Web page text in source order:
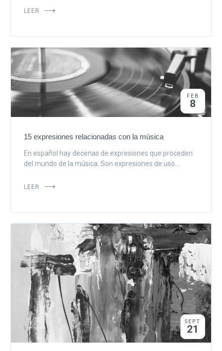
LEER
FEB
8
15 expresiones relacionadas con la música
En español hay decenas de expresiones que proceden
del mundo de la música. Son expresiones de uso...
LEER
SEPT
21